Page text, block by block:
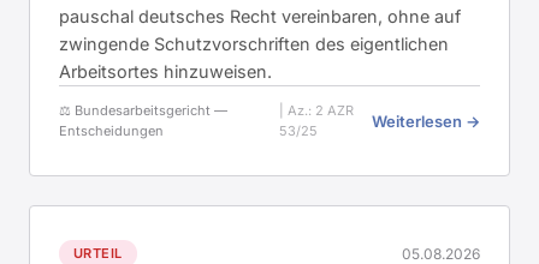
pauschal deutsches Recht vereinbaren, ohne auf
zwingende Schutzvorschriften des eigentlichen
Arbeitsortes hinzuweisen.
⚖️ Bundesarbeitsgericht —
Entscheidungen
| Az.: 2 AZR
53/25
Weiterlesen →
URTEIL 05.08.2026